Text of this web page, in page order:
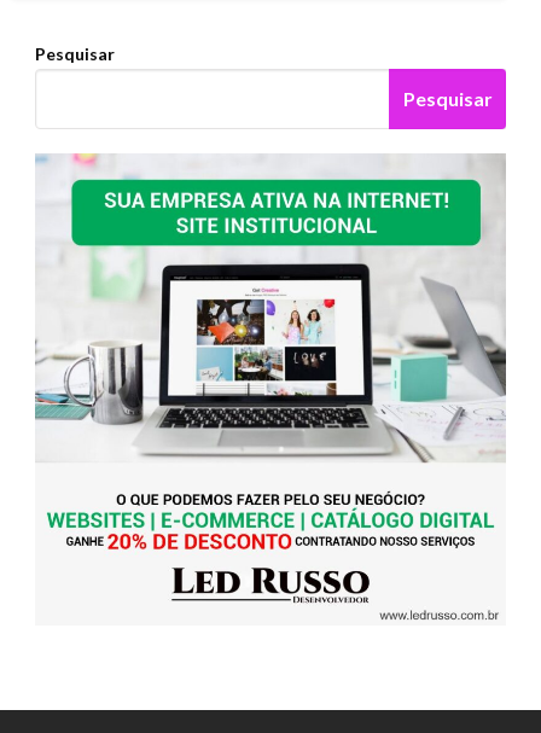
Pesquisar
Pesquisar